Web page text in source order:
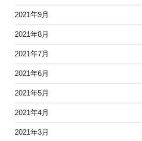
2021年9月
2021年8月
2021年7月
2021年6月
2021年5月
2021年4月
2021年3月